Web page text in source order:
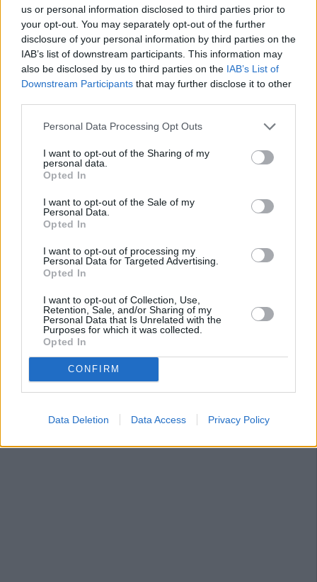
us or personal information disclosed to third parties prior to
your opt-out. You may separately opt-out of the further
disclosure of your personal information by third parties on the
IAB’s list of downstream participants. This information may
also be disclosed by us to third parties on the IAB’s List of
Downstream Participants that may further disclose it to other
Personal Data Processing Opt Outs
I want to opt-out of the Sharing of my
personal data.
Opted In
I want to opt-out of the Sale of my
Personal Data.
Opted In
I want to opt-out of processing my
Personal Data for Targeted Advertising.
Opted In
I want to opt-out of Collection, Use,
Retention, Sale, and/or Sharing of my
Personal Data that Is Unrelated with the
Purposes for which it was collected.
Opted In
CONFIRM
Data Deletion Data Access Privacy Policy
en el protagonista del último vídeo de promoción de la
campaña de socios.
A partir de ahora, el extremo portugués pretende
reivindicarse en su hábitat preferido, un campo de fútbol,
alejado de los “flashes” y con la elástica blanca y morada
ajustada al cuerpo. Su primera oportunidad llega hoy en
Torredonjimeno, o bien mañana en el amistoso contra el
Martos de Tercera. Es el fin de semana del debut de Nuno